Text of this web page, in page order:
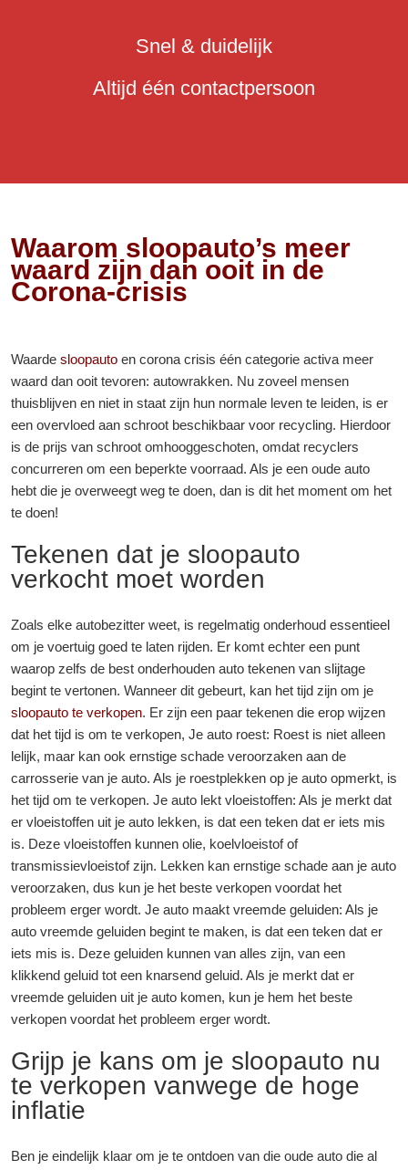
Snel & duidelijk
Altijd één contactpersoon
Waarom sloopauto’s meer
waard zijn dan ooit in de
Corona-crisis
Waarde sloopauto en corona crisis één categorie activa meer
waard dan ooit tevoren: autowrakken. Nu zoveel mensen
thuisblijven en niet in staat zijn hun normale leven te leiden, is er
een overvloed aan schroot beschikbaar voor recycling. Hierdoor
is de prijs van schroot omhooggeschoten, omdat recyclers
concurreren om een beperkte voorraad. Als je een oude auto
hebt die je overweegt weg te doen, dan is dit het moment om het
te doen!
Tekenen dat je sloopauto
verkocht moet worden
Zoals elke autobezitter weet, is regelmatig onderhoud essentieel
om je voertuig goed te laten rijden. Er komt echter een punt
waarop zelfs de best onderhouden auto tekenen van slijtage
begint te vertonen. Wanneer dit gebeurt, kan het tijd zijn om je
sloopauto te verkopen. Er zijn een paar tekenen die erop wijzen
dat het tijd is om te verkopen, Je auto roest: Roest is niet alleen
lelijk, maar kan ook ernstige schade veroorzaken aan de
carrosserie van je auto. Als je roestplekken op je auto opmerkt, is
het tijd om te verkopen. Je auto lekt vloeistoffen: Als je merkt dat
er vloeistoffen uit je auto lekken, is dat een teken dat er iets mis
is. Deze vloeistoffen kunnen olie, koelvloeistof of
transmissievloeistof zijn. Lekken kan ernstige schade aan je auto
veroorzaken, dus kun je het beste verkopen voordat het
probleem erger wordt. Je auto maakt vreemde geluiden: Als je
auto vreemde geluiden begint te maken, is dat een teken dat er
iets mis is. Deze geluiden kunnen van alles zijn, van een
klikkend geluid tot een knarsend geluid. Als je merkt dat er
vreemde geluiden uit je auto komen, kun je hem het beste
verkopen voordat het probleem erger wordt.
Grijp je kans om je sloopauto nu
te verkopen vanwege de hoge
inflatie
Ben je eindelijk klaar om je te ontdoen van die oude auto die al